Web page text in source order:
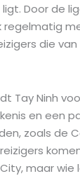
Door de
regelmatig
die
Tay Ninh
en een
zoals de
maar